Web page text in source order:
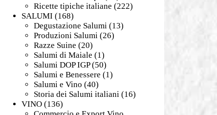
Ricette tipiche italiane (222)
SALUMI (168)
Degustazione Salumi (13)
Produzioni Salumi (26)
Razze Suine (20)
Salumi di Maiale (1)
Salumi DOP IGP(50)
Salumi e Benessere (1)
Salumi e Vino (40)
Storia dei Salumi italiani (16)
VINO(136)